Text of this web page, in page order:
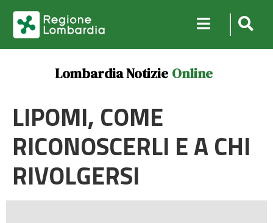
Lombardia Notizie Online
LIPOMI, COME
RICONOSCERLI E A CHI
RIVOLGERSI